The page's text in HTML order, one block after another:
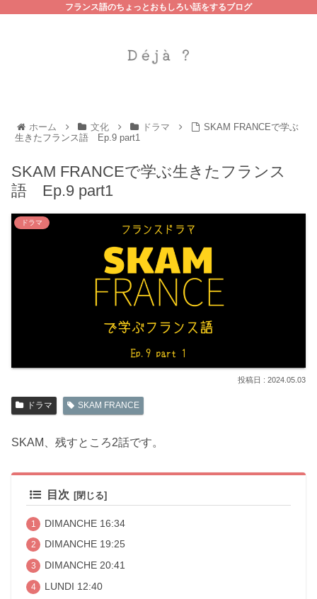
フランス語のちょっとおもしろい話をするブログ
ホーム 文化 ドラマ
SKAM FRANCEで学ぶ
生きたフランス語 Ep.9 part1
SKAM FRANCEで学ぶ生きたフランス
語 Ep.9 part1
ドラマ
2024.05.03
ドラマ SKAM FRANCE
SKAM、残すところ2話です。
目次
DIMANCHE 16:34
DIMANCHE 19:25
DIMANCHE 20:41
LUNDI 12:40